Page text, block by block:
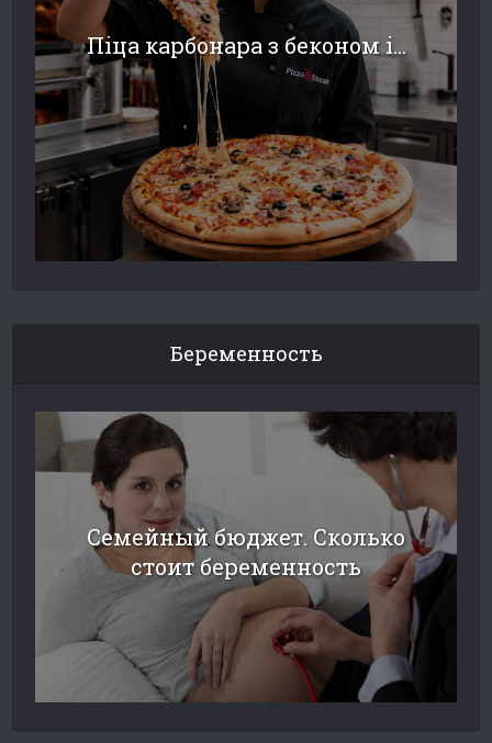
Піца карбонара з беконом і...
Беременность
Семейный бюджет. Сколько
стоит беременность